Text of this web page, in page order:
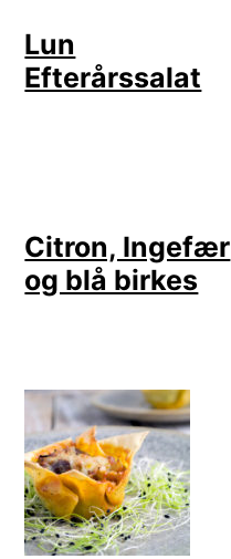
Lun
Efterårssalat
Citron, Ingefær
og blå birkes